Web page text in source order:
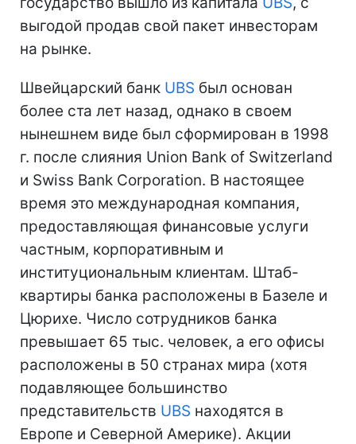
выгодой продав свой пакет инвесторам
на рынке.
Швейцарский банк UBS был основан
более ста лет назад, однако в своем
нынешнем виде был сформирован в 1998
г. после слияния Union Bank of Switzerland
и Swiss Bank Corporation. В настоящее
время это международная компания,
предоставляющая финансовые услуги
частным, корпоративным и
институциональным клиентам. Штаб-
квартиры банка расположены в Базеле и
Цюрихе. Число сотрудников банка
превышает 65 тыс. человек, а его офисы
расположены в 50 странах мира (хотя
подавляющее большинство
представительств UBS находятся в
Европе и Северной Америке). Акции